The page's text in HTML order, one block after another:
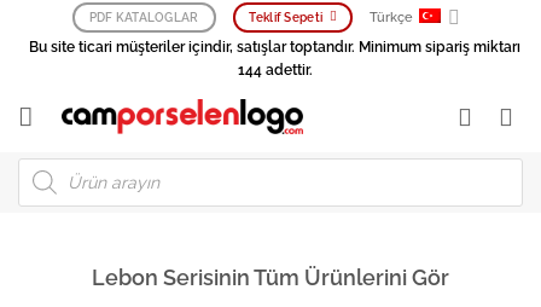
PDF KATALOGLAR Teklif Sepeti Türkçe
Bu site ticari müşteriler içindir, satışlar toptandır. Minimum sipariş miktarı
144 adettir.
Products
search
Lebon Serisinin Tüm Ürünlerini Gör